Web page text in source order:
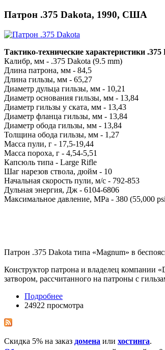
Патрон .375 Dakota, 1990, США
Тактико-технические характеристики .375
Калибр, мм - .375 Dakota (9.5 mm)
Длина патрона, мм - 84,5
Длина гильзы, мм - 65,27
Диаметр дульца гильзы, мм - 10,21
Диаметр основания гильзы, мм - 13,84
Диаметр гильзы у ската, мм - 13,43
Диаметр фланца гильзы, мм - 13,84
Диаметр обода гильзы, мм - 13,84
Толщина обода гильзы, мм - 1,27
Масса пули, г - 17,5-19,44
Масса пороха, г - 4,54-5,51
Капсюль типа - Large Rifle
Шаг нарезов ствола, дюйм - 10
Начальная скорость пули, м/с - 792-853
Дульная энергия, Дж - 6104-6806
Максимальное давление, MPa - 380 (55,000
Патрон .375 Dakota типа «Magnum» в
Конструктор патрона и владелец компании
затвором, рассчитанного на патроны с
Подробнее
24922 просмотра
Скидка 5% на заказ домена или хостинга.